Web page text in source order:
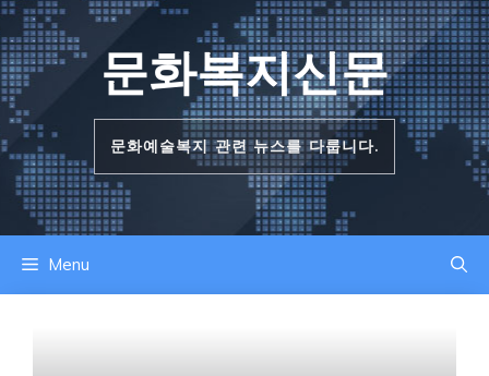
컨
텐
츠
로
너
뛰
문화복지신문
문화예술복지 관련 뉴스를 다룹니다.
Menu